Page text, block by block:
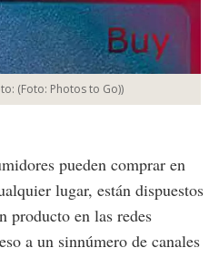
(Foto: Photos to Go))
pueden comprar en
lugar, están dispuestos
producto en las redes
a un sinnúmero de canales